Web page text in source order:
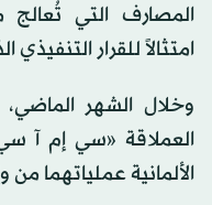
المصارف التي تُعالج
امتثالاً للقرار
وخلال الشهر
العملاقة «سي إم آ
الألمانية عملياتهما